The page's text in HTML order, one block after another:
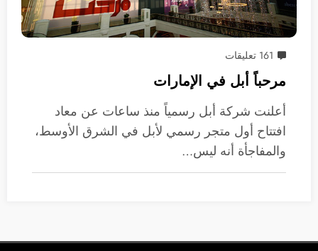
161 تعليقات
مرحباً أبل في الإمارات
أعلنت شركة أبل رسمياً منذ ساعات عن معاد
افتتاح أول متجر رسمي لأبل في الشرق الأوسط،
والمفاجأة أنه ليس…